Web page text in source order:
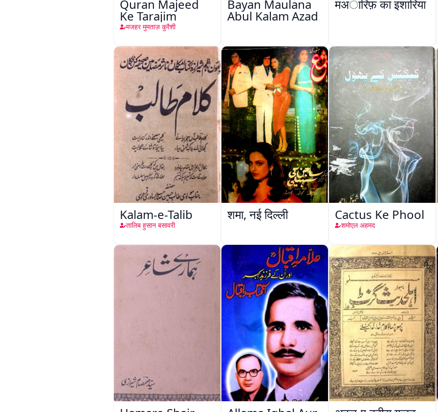
Quran Majeed
Ke Tarajim
मजहर मुमताज़ कुरैशी
Bayan Maulana
Abul Kalam Azad
मअारिफ़ का इशारिया
Kalam-e-Talib
तालिब हुसान बसावरी
शमा, नई दिल्ली Cactus Ke Phool
शमोएल अहमद